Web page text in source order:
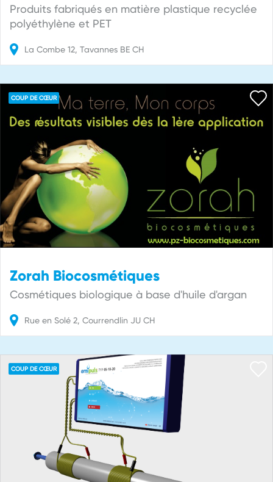
Produits fabriqués en matière plastique recyclée
polyéthylène et PET
La Combe 12 Tavannes BE CH
COUP DE CŒUR
Zorah Biocosmétiques
Cosmétiques biologique à base d'huile d'argan
Rue en Solé 2 Courrendlin JU CH
COUP DE CŒUR